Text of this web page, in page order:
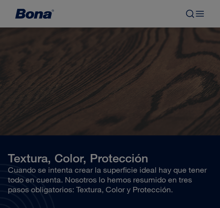
Textura, Color, Protección
Cuando se intenta crear la superficie ideal hay que tener
todo en cuenta. Nosotros lo hemos resumido en tres
pasos obligatorios: Textura, Color y Protección.